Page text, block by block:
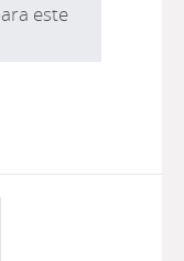
este